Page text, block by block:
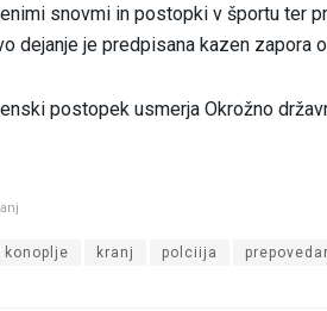
snovmi in postopki v športu ter
dejanje je predpisana kazen zapora
postopek usmerja Okrožno
konoplje kranj polciija